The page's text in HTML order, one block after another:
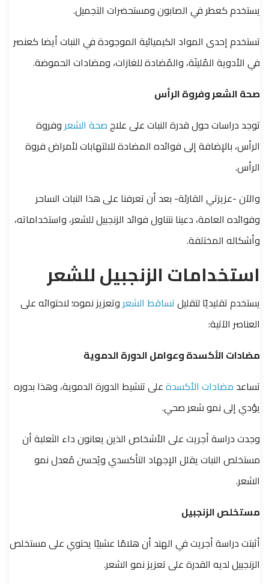
يستخدم كعطر في الصابون ومستحضرات التجميل.
تستخدم إحدى المواد الكيميائية الموجودة في النبات أيضا كعنصر
في الأدوية المُلينَة، والمُضادة للغازات، ومضادات الحموضة.
صحة الشعر وفروة الرأس
توجد دراسات حول قدرة النبات على علاجصحة الشعر وفروة
الرأس، بالإضافة إلى فوائده المضادة للالتهابات لأمراض فروة
الرأس.
والآن -عزيزتي القارئة- بعد أن تعرفنا على هذا النبات الساحر
وفوائده العامة، دعينا نتناول فوائد الزنجبيل للشعر، واستخداماته،
وأشكاله المختلفة.
استخدامات الزنجبيل للشعر
يستخدم تقليديًا لتقليلتساقط الشعر وتعزيز نموه؛ لاحتوائه على
العناصر الآتية:
مضادات الأكسدة وعوامل الدورة الدموية
تساعد مضادات الأكسدةعلى تنشيط الدورة الدموية، وهذا بدوره
يؤدي إلى نمو شعر صحي.
وجدت دراسة أجريت على الأشخاص الذين يعانون داء الثعلبة أن
مستخلص النبات يقلل الإجهاد التأكسدي ويُحسن مُعدل نمو
الشعر.
مستخلص الزنجبيل
أثبتت دراسة أجريت في الهند أن هلامًا عشبيًا يحتوي على مستخلص
الزنجبيل لديه القدرة على تعزيز نمو الشعر.